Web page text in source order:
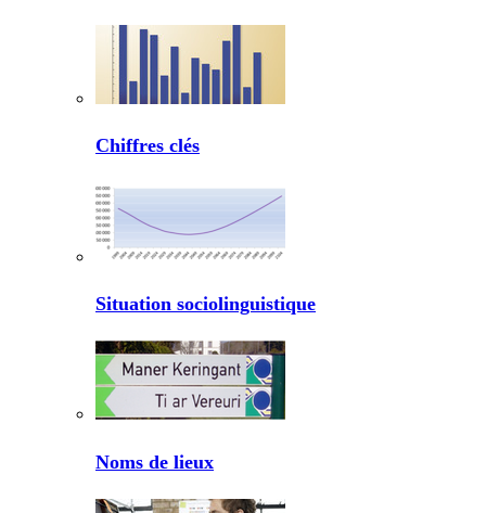
Chiffres clés
Situation sociolinguistique
Noms de lieux